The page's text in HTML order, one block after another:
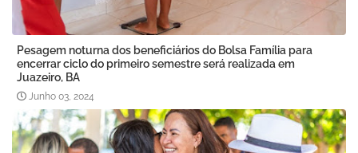
Pesagem noturna dos beneficiários do Bolsa Família para
encerrar ciclo do primeiro semestre será realizada em
Juazeiro, BA
Junho 03, 2024